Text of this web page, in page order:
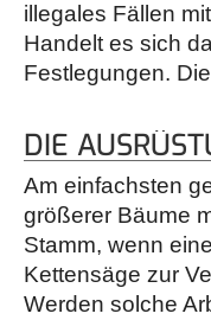
illegales Fällen
Handelt es sich
Festlegungen.
DIE
Am einfachsten
größerer Bäume
Stamm, wenn
Kettensäge zur
Werden solche